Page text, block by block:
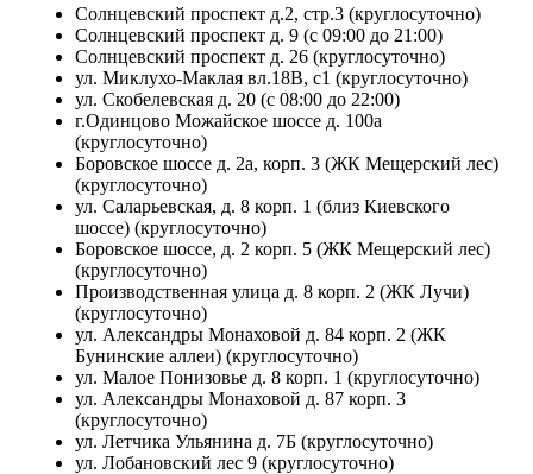
Солнцевский проспект д.2, стр.3 (круглосуточно)
Солнцевский проспект д. 9 (с 09:00 до 21:00)
Солнцевский проспект д. 26 (круглосуточно)
ул. Миклухо-Маклая вл.18В, с1 (круглосуточно)
ул. Скобелевская д. 20 (с 08:00 до 22:00)
г.Одинцово Можайское шоссе д. 100а
(круглосуточно)
Боровское шоссе д. 2а, корп. 3 (ЖК Мещерский лес)
(круглосуточно)
ул. Саларьевская, д. 8 корп. 1 (близ Киевского
шоссе) (круглосуточно)
Боровское шоссе, д. 2 корп. 5 (ЖК Мещерский лес)
(круглосуточно)
Производственная улица д. 8 корп. 2 (ЖК Лучи)
(круглосуточно)
ул. Александры Монаховой д. 84 корп. 2 (ЖК
Бунинские аллеи) (круглосуточно)
ул. Малое Понизовье д. 8 корп. 1 (круглосуточно)
ул. Александры Монаховой д. 87 корп. 3
(круглосуточно)
ул. Летчика Ульянина д. 7Б (круглосуточно)
ул. Лобановский лес 9 (круглосуточно)